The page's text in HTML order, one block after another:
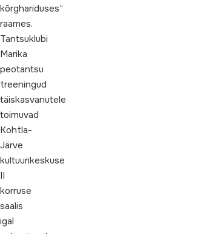
kõrghariduses“
raames.
Tantsuklubi
Marika
peotantsu
treeningud
täiskasvanutele
toimuvad
Kohtla-
Järve
kultuurikeskuse
II
korruse
saalis
igal